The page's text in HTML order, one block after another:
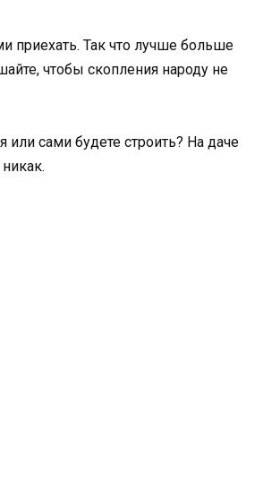
приехать. Так что лучше больше
чтобы скопления народу не
или сами будете строить? На даче